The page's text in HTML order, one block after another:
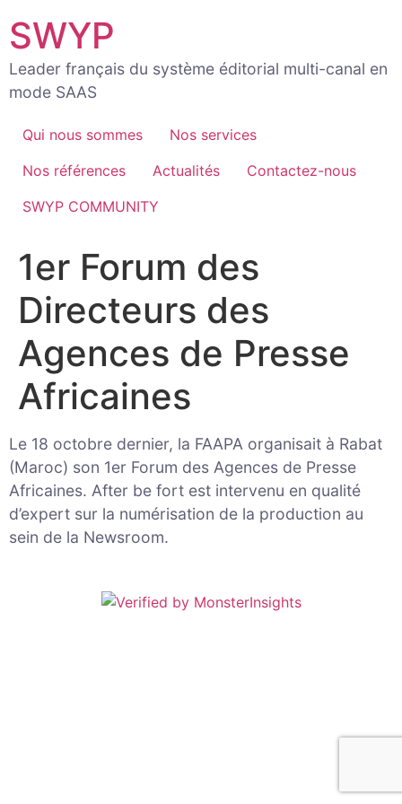
au
contenu
SWYP
Leader français du système éditorial multi-canal en
mode SAAS
Qui nous sommes
Nos services
Nos références
Actualités
Contactez-nous
SWYP COMMUNITY
1er Forum des
Directeurs des
Agences de Presse
Africaines
Le 18 octobre dernier, la FAAPA organisait à Rabat
(Maroc) son 1er Forum des Agences de Presse
Africaines. After be fort est intervenu en qualité
d’expert sur la numérisation de la production au
sein de la Newsroom.